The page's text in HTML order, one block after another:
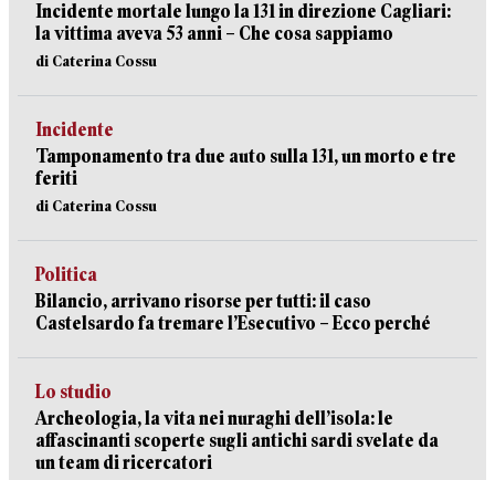
Incidente mortale lungo la 131 in direzione Cagliari:
la vittima aveva 53 anni – Che cosa sappiamo
di Caterina Cossu
Incidente
Tamponamento tra due auto sulla 131, un morto e tre
feriti
di Caterina Cossu
Politica
Bilancio, arrivano risorse per tutti: il caso
Castelsardo fa tremare l’Esecutivo – Ecco perché
Lo studio
Archeologia, la vita nei nuraghi dell’isola: le
affascinanti scoperte sugli antichi sardi svelate da
un team di ricercatori